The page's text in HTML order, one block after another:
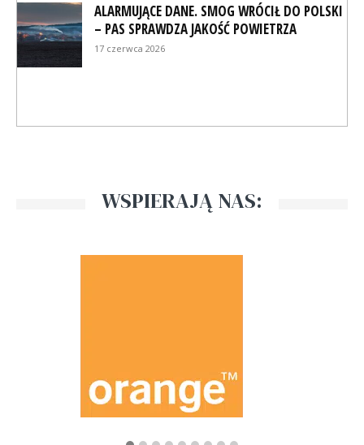
ALARMUJĄCE DANE. SMOG WRÓCIŁ DO POLSKI
– PAS SPRAWDZA JAKOŚĆ POWIETRZA
17 czerwca 2026
WSPIERAJĄ NAS: